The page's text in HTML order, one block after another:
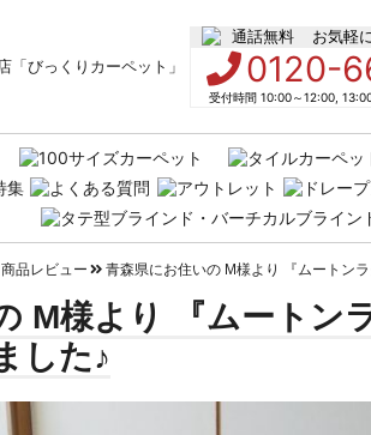
お気軽
0120-
受付時間 10:00～12:00,
商品レビュー 青森県にお住いの M様より 『ムートン
M様より 『ムートン
した♪